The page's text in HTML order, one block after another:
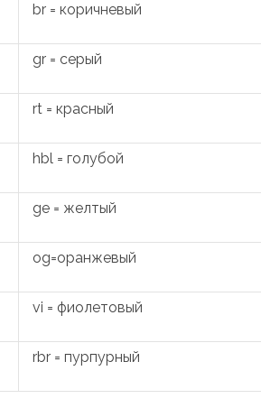
br = коричневый
gr = серый
rt = красный
hbl = голубой
ge = желтый
og=оранжевый
vi = фиолетовый
rbr = пурпурный